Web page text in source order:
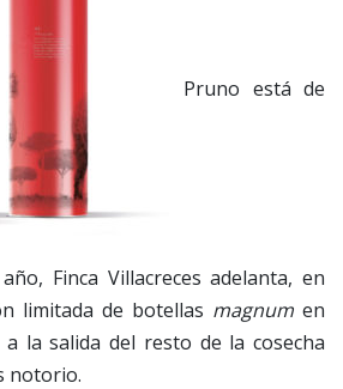
Pruno está de
Finca Villacreces adelanta, en
limitada de botellas magnum en
la salida del resto de la cosecha
notorio.